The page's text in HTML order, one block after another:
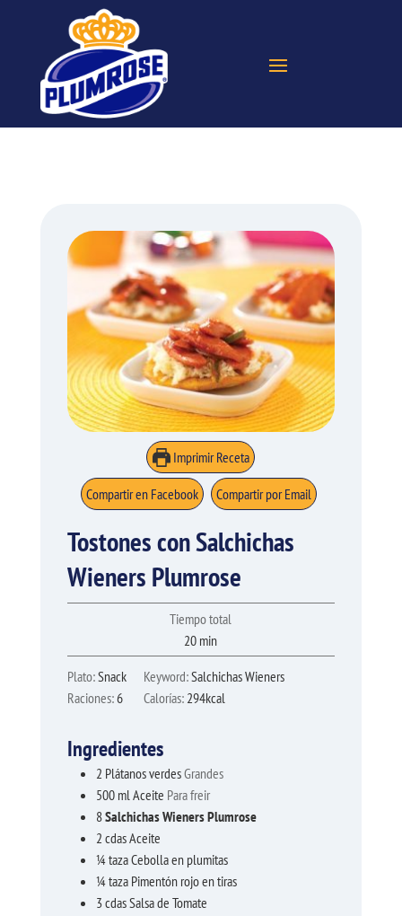
Imprimir Receta
Compartir en Facebook Compartir por Email
Tostones con Salchichas
Wieners Plumrose
Tiempo total
20minutos
min
Plato:Snack Keyword:Salchichas Wieners
Raciones:6 Calorías: 294kcal
Ingredientes
2 Plátanos verdesGrandes
500 ml Aceite Para freir
8Salchichas Wieners Plumrose
2 cdasAceite
¼tazaCebolla en plumitas
¼taza Pimentón rojo en tiras
3cdasSalsa de Tomate